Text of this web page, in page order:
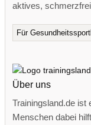
aktives,
Für
Über uns
Trainingsland.de ist
Menschen dabei